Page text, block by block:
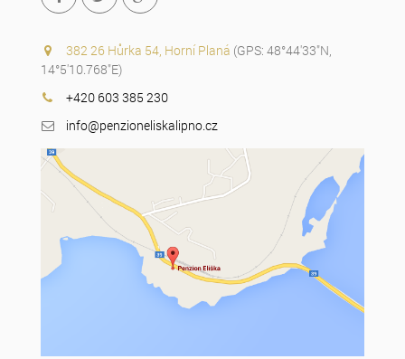
382 26 Hůrka 54, Horní Planá (GPS: 48°44'33"N,
14°5'10.768"E)
+420 603 385 230
info@penzioneliskalipno.cz